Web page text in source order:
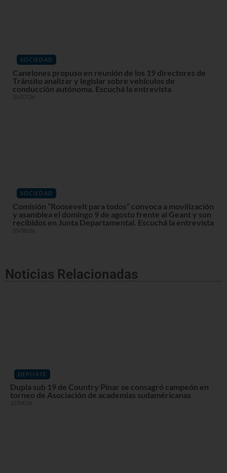
SOCIEDAD
Canelones propuso en reunión de los 19 directores de
Tránsito analizar y legislar sobre vehículos de
conducción autónoma. Escuchá la entrevista
31/07/26
SOCIEDAD
Comisión “Roosevelt para todos” convoca a movilización
y asamblea el domingo 9 de agosto frente al Geant y son
recibidos en Junta Departamental. Escuchá la entrevista
05/08/26
Noticias Relacionadas
DEPORTE
Dupla sub 19 de Country Pinar se consagró campeón en
torneo de Asociación de academias sudaméricanas
15/04/26